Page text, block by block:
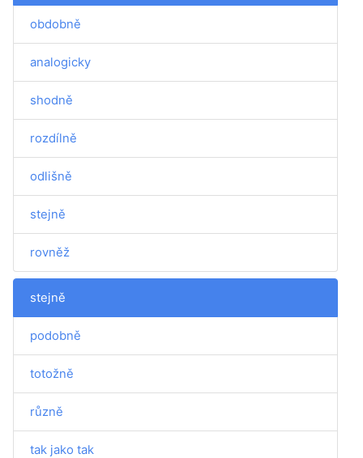
obdobně
analogicky
shodně
rozdílně
odlišně
stejně
rovněž
stejně
podobně
totožně
různě
tak jako tak